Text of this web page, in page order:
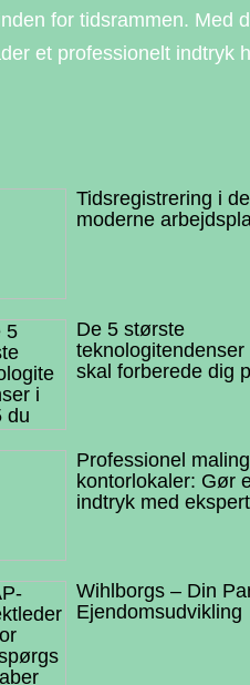
for tidsrammen. Med
et professionelt indtryk
Tidsregistrering i
moderne
De 5 største
teknologitendenser
skal forberede dig
Professionel
kontorlokaler: Gør
indtryk med
Wihlborgs – Din
Ejendomsudvikling